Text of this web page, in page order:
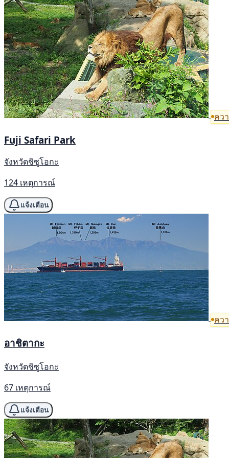
คว
Fuji Safari Park
จังหวัดชิซูโอกะ
124 เหตุการณ์
แจ้งเตือน
คว
อาชิตากะ
จังหวัดชิซูโอกะ
67 เหตุการณ์
แจ้งเตือน